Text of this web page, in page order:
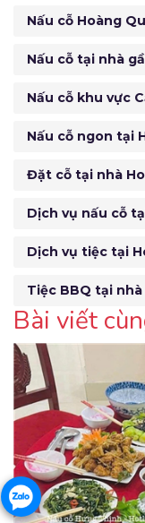
Nấu cỗ Hoàng
Nấu cỗ tại nhà
Nấu cỗ khu vực
Nấu cỗ ngon tại
Đặt cỗ tại nhà
Dịch vụ nấu cỗ
Dịch vụ tiệc tại
Tiệc BBQ tại nhà
Bài viết